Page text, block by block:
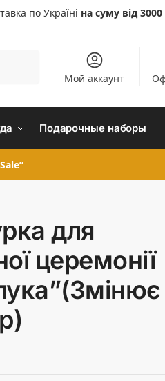
по Україні на суму від 3000
Мой аккаунт
Подарочные наборы
для
церемонії